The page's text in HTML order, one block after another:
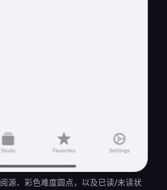
源、彩色难度圆点，以及已读/未读状